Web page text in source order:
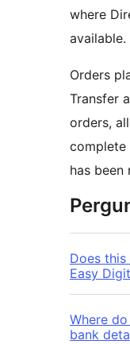
where
available.
Orders
Transfer
orders,
complete
has been
Does
Easy
Where
bank